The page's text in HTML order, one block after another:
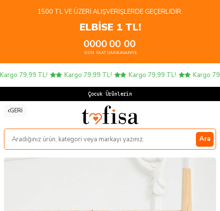
1500 TL VE ÜZERI ALIŞVERIŞLERDE GEÇERLIDIR.
ELBİSE 1 TL!
00
GÜN
00
SAAT
00
DAKIKA
00
SANIYE
79,99 TL! Kargo 79,99 TL! Kargo 79,99 TL! Kargo
Çocuk Ürünlerinde
GERI
Ara